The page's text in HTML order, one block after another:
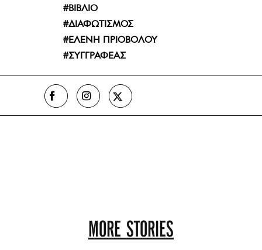
ΒΙΒΛΙΟ
ΔΙΑΦΩΤΙΣΜΟΣ
ΕΛΕΝΗ ΠΡΙΟΒΟΛΟΥ
ΣΥΓΓΡΑΦΕΑΣ
MORE STORIES